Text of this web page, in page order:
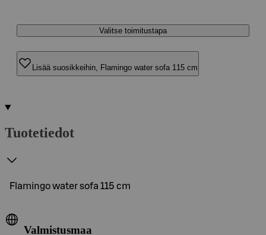
Valitse toimitustapa
Lisää suosikkeihin, Flamingo water sofa 115 cm
Tuotetiedot
Flamingo water sofa 115 cm
Valmistusmaa